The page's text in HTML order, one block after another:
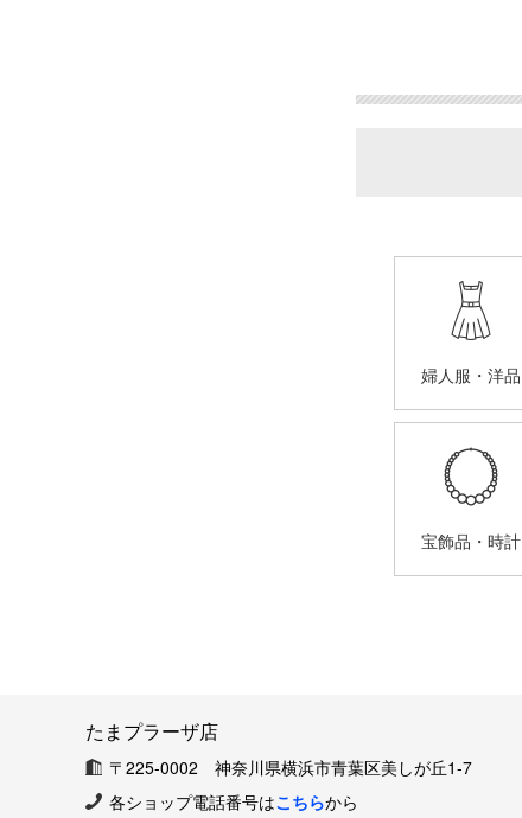
婦人服・洋品
宝飾品・時計
たまプラーザ店
〒225-0002 神奈川県横浜市青葉区美しが丘1-7
各ショップ電話番号はこちらから